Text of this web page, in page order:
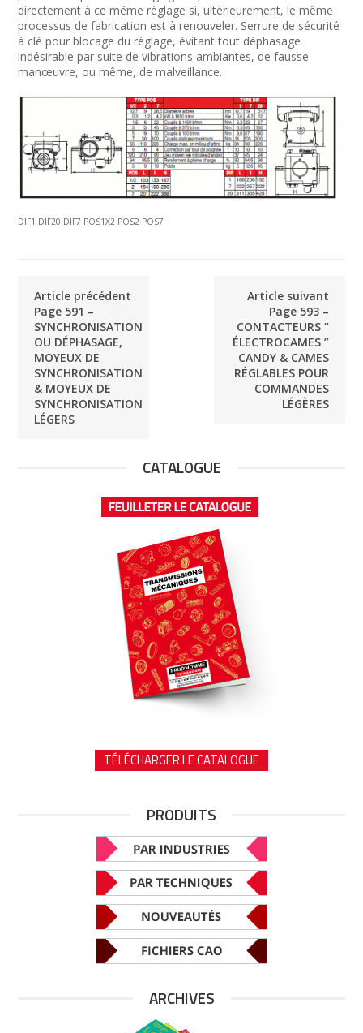
directement à ce même réglage si, ultérieurement, le même
processus de fabrication est à renouveler. Serrure de sécurité
à clé pour blocage du réglage, évitant tout déphasage
indésirable par suite de vibrations ambiantes, de fausse
manœuvre, ou même, de malveillance.
DIF1 DIF20 DIF7 POS1X2 POS2 POS7
Article précédent
Page 591 –
SYNCHRONISATION
OU DÉPHASAGE,
MOYEUX DE
SYNCHRONISATION
& MOYEUX DE
SYNCHRONISATION
LÉGERS
Article suivant
Page 593 –
CONTACTEURS “
ÉLECTROCAMES ”
CANDY & CAMES
RÉGLABLES POUR
COMMANDES
LÉGÈRES
CATALOGUE
TÉLÉCHARGER LE CATALOGUE
PRODUITS
ARCHIVES